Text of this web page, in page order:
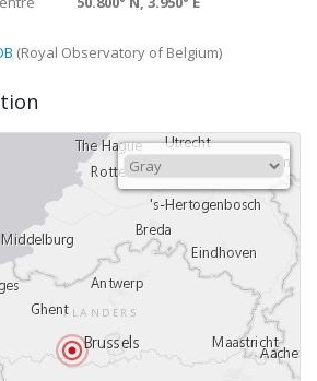
(Royal Observatory of Belgium)